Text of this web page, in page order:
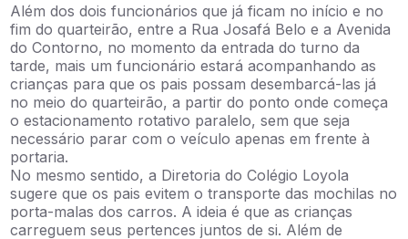
Além dos dois funcionários que já ficam no início e no
fim do quarteirão, entre a Rua Josafá Belo e a Avenida
do Contorno, no momento da entrada do turno da
tarde, mais um funcionário estará acompanhando as
crianças para que os pais possam desembarcá-las já
no meio do quarteirão, a partir do ponto onde começa
o estacionamento rotativo paralelo, sem que seja
necessário parar com o veículo apenas em frente à
portaria.
No mesmo sentido, a Diretoria do Colégio Loyola
sugere que os pais evitem o transporte das mochilas no
porta-malas dos carros. A ideia é que as crianças
carreguem seus pertences juntos de si. Além de